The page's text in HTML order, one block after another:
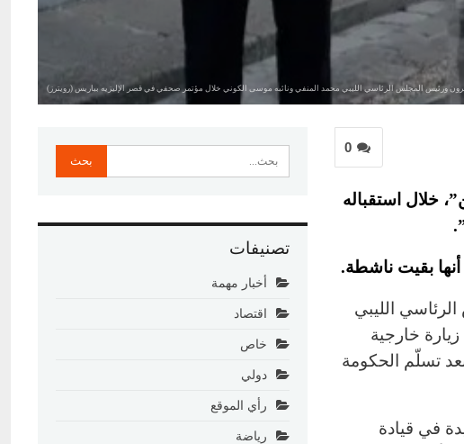
ورئيس المجلس الرئاسي الليبي محمد المنفي ونائبه موسى الكوني خلال مؤتمر صحفي في قصر الإليزيه بباريس (رويترز)
0
خلال استقباله
الليبي
خارجية
بعد تسلّم الحكومة
في قيادة
تصنيفات
أخبار مهمة
اقتصاد
خاص
دولي
رأي الموقع
رياضة